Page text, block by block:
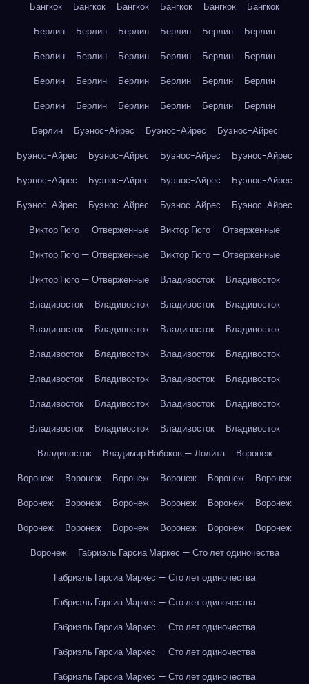
Бангкок Бангкок Бангкок Бангкок Бангкок
Бангкок
Берлин
Берлин Берлин Берлин Берлин
Берлин
Берлин
Берлин Берлин Берлин Берлин
Берлин
Берлин
Берлин Берлин Берлин Берлин
Берлин
Берлин
Берлин Берлин Берлин Берлин
Берлин
Берлин
Буэнос-Айрес Буэнос-Айрес
Буэнос-Айрес
Буэнос-Айрес
Буэнос-Айрес Буэнос-Айрес
Буэнос-Айрес
Буэнос-Айрес
Буэнос-Айрес Буэнос-Айрес
Буэнос-Айрес
Буэнос-Айрес
Буэнос-Айрес Буэнос-Айрес
Буэнос-Айрес
Виктор Гюго — Отверженные
Виктор Гюго — Отверженные
Виктор Гюго — Отверженные
Виктор Гюго — Отверженные
Виктор Гюго — Отверженные
Владивосток
Владивосток
Владивосток
Владивосток Владивосток
Владивосток
Владивосток
Владивосток Владивосток
Владивосток
Владивосток
Владивосток Владивосток
Владивосток
Владивосток
Владивосток Владивосток
Владивосток
Владивосток
Владивосток Владивосток
Владивосток
Владивосток
Владивосток Владивосток
Владивосток
Владивосток
Владимир Набоков — Лолита
Воронеж
Воронеж
Воронеж Воронеж Воронеж Воронеж
Воронеж
Воронеж
Воронеж Воронеж Воронеж Воронеж
Воронеж
Воронеж
Воронеж Воронеж Воронеж Воронеж
Воронеж
Воронеж
Габриэль Гарсиа Маркес — Сто лет одиночества
Габриэль Гарсиа Маркес — Сто лет одиночества
Габриэль Гарсиа Маркес — Сто лет одиночества
Габриэль Гарсиа Маркес — Сто лет одиночества
Габриэль Гарсиа Маркес — Сто лет одиночества
Габриэль Гарсиа Маркес — Сто лет одиночества